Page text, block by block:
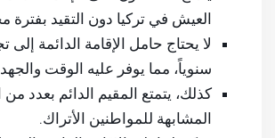
العيش في تركيا دون التقيد بفترة
لا يحتاج حامل الإقامة الدائمة إلى
سنوياً، مما يوفر عليه الوقت
كذلك، يتمتع المقيم الدائم بعدد
المشابهة للمواطنين الأتراك.